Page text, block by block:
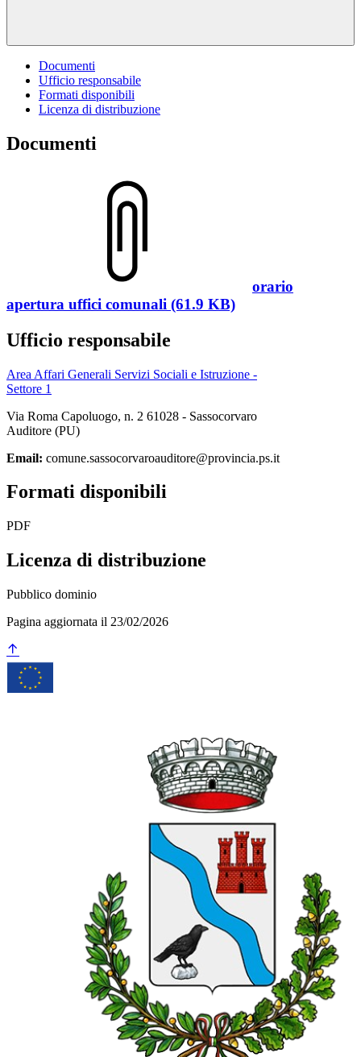
Documenti
Ufficio responsabile
Formati disponibili
Licenza di distribuzione
Documenti
orario
apertura uffici comunali (61.9 KB)
Ufficio responsabile
Area Affari Generali Servizi Sociali e Istruzione -
Settore 1
Via Roma Capoluogo, n. 2 61028 - Sassocorvaro
Auditore (PU)
Email: comune.sassocorvaroauditore@provincia.ps.it
Formati disponibili
PDF
Licenza di distribuzione
Pubblico dominio
Pagina aggiornata il 23/02/2026